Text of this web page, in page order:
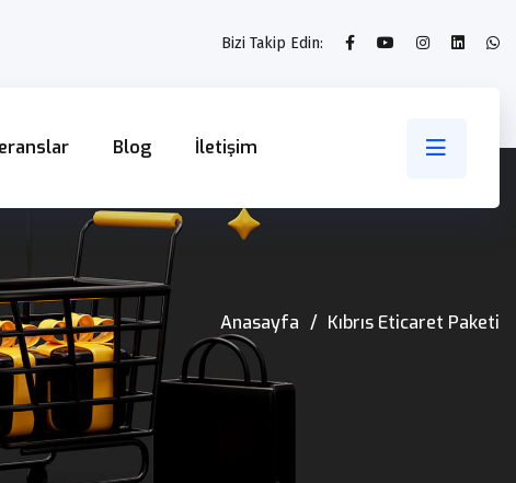
Bizi Takip Edin:
Blog İletişim
Anasayfa Kıbrıs Eticaret Paketi